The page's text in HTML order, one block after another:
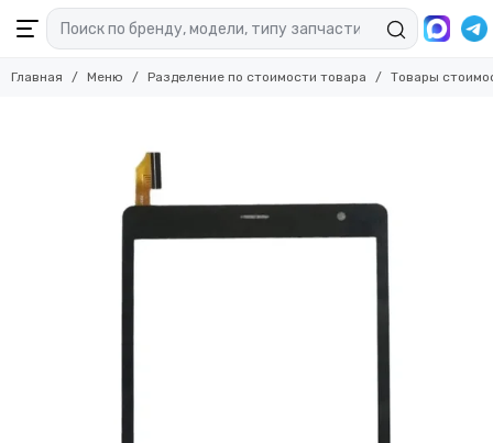
Главная Меню Разделение по стоимости товара Товары